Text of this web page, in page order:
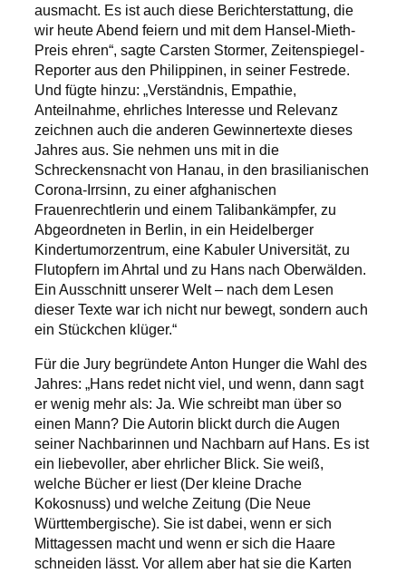
ausmacht. Es ist auch diese Berichterstattung, die
wir heute Abend feiern und mit dem Hansel-Mieth-
Preis ehren“, sagte Carsten Stormer, Zeitenspiegel-
Reporter aus den Philippinen, in seiner Festrede.
Und fügte hinzu: „Verständnis, Empathie,
Anteilnahme, ehrliches Interesse und Relevanz
zeichnen auch die anderen Gewinnertexte dieses
Jahres aus. Sie nehmen uns mit in die
Schreckensnacht von Hanau, in den brasilianischen
Corona-Irrsinn, zu einer afghanischen
Frauenrechtlerin und einem Talibankämpfer, zu
Abgeordneten in Berlin, in ein Heidelberger
Kindertumorzentrum, eine Kabuler Universität, zu
Flutopfern im Ahrtal und zu Hans nach Oberwälden.
Ein Ausschnitt unserer Welt – nach dem Lesen
dieser Texte war ich nicht nur bewegt, sondern auch
ein Stückchen klüger.“
Für die Jury begründete Anton Hunger die Wahl des
Jahres: „Hans redet nicht viel, und wenn, dann sagt
er wenig mehr als: Ja. Wie schreibt man über so
einen Mann? Die Autorin blickt durch die Augen
seiner Nachbarinnen und Nachbarn auf Hans. Es ist
ein liebevoller, aber ehrlicher Blick. Sie weiß,
welche Bücher er liest (Der kleine Drache
Kokosnuss) und welche Zeitung (Die Neue
Württembergische). Sie ist dabei, wenn er sich
Mittagessen macht und wenn er sich die Haare
schneiden lässt. Vor allem aber hat sie die Karten